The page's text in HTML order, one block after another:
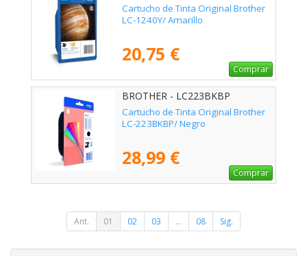
Cartucho de Tinta Original Brother
LC-1240Y/ Amarillo
20,75 €
Comprar
BROTHER - LC223BKBP
Cartucho de Tinta Original Brother
LC-223BKBP/ Negro
28,99 €
Comprar
Ant. 01 02 03 ... 08 Sig.